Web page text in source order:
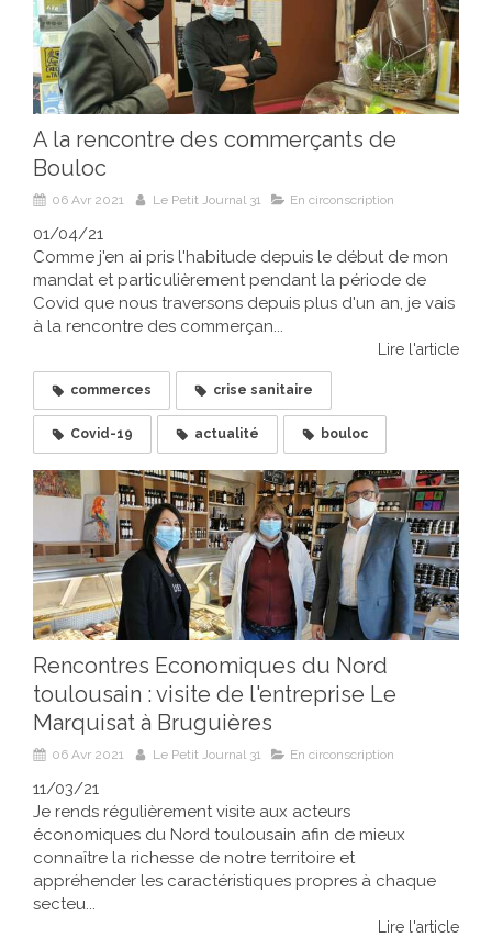
A la rencontre des commerçants de
Bouloc
06 Avr 2021 Le Petit Journal 31 En circonscription
01/04/21
Comme j'en ai pris l'habitude depuis le début de mon
mandat et particulièrement pendant la période de
Covid que nous traversons depuis plus d'un an, je vais
à la rencontre des commerçan...
Lire l'article
commerces crise sanitaire
Covid-19 actualité bouloc
Rencontres Economiques du Nord
toulousain : visite de l'entreprise Le
Marquisat à Bruguières
06 Avr 2021 Le Petit Journal 31 En circonscription
11/03/21
Je rends régulièrement visite aux acteurs
économiques du Nord toulousain afin de mieux
connaître la richesse de notre territoire et
appréhender les caractéristiques propres à chaque
secteu...
Lire l'article